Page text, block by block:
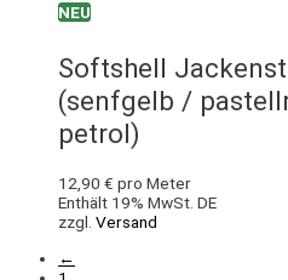
NEU
Softshell
(senfgelb /
petrol)
12,90 € pro Meter
Enthält 19% MwSt. DE
zzgl. Versand
←